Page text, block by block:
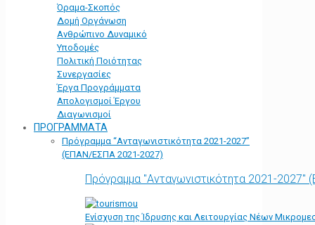
Όραμα-Σκοπός
Δομή Οργάνωση
Ανθρώπινο Δυναμικό
Υποδομές
Πολιτική Ποιότητας
Συνεργασίες
Έργα Προγράμματα
Απολογισμοί Έργου
Διαγωνισμοί
ΠΡΟΓΡΑΜΜΑΤΑ
Πρόγραμμα “Ανταγωνιστικότητα 2021-2027”
(ΕΠΑΝ/ΕΣΠΑ 2021-2027)
Πρόγραμμα "Ανταγωνιστικότητα 2021-
Ενίσχυση της Ίδρυσης και Λειτουργίας Νέων